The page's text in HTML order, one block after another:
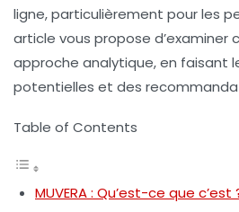
ligne, particulièrement pour les
article vous propose d’examiner
approche analytique, en faisant
potentielles et des
Table of Contents
MUVERA : Qu’est-ce que c’est